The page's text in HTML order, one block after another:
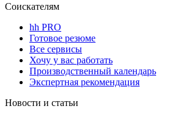
Соискателям
hh PRO
Готовое резюме
Все сервисы
Хочу у вас работать
Производственный календарь
Экспертная рекомендация
Новости и статьи